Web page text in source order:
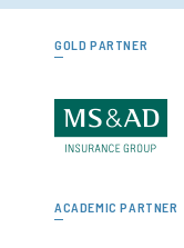
GOLD PARTNER
ACADEMIC PARTNER